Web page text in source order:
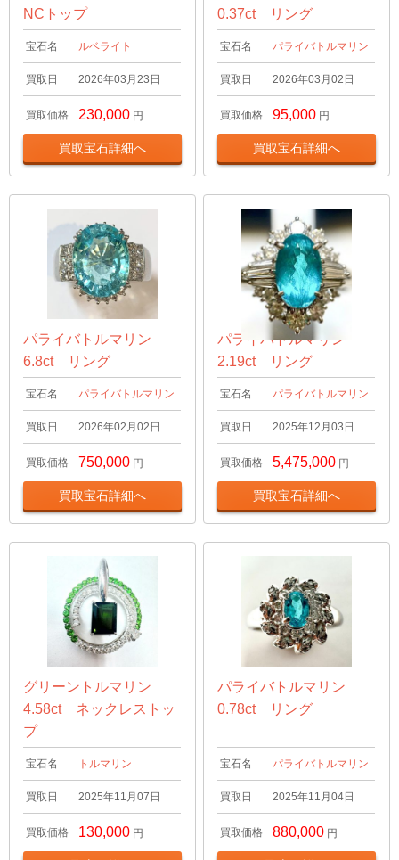
NCトップ
宝石名 ルベライト
買取日 2026年03月23日
買取価格 230,000 円
買取宝石詳細へ
0.37ct リング
宝石名 パライバトルマリン
買取日 2026年03月02日
買取価格 95,000 円
買取宝石詳細へ
パライバトルマリン
6.8ct リング
宝石名 パライバトルマリン
買取日 2026年02月02日
買取価格 750,000 円
買取宝石詳細へ
パライバトルマリン
2.19ct リング
宝石名 パライバトルマリン
買取日 2025年12月03日
買取価格 5,475,000 円
買取宝石詳細へ
グリーントルマリン
4.58ct ネックレストッ
プ
宝石名 トルマリン
買取日 2025年11月07日
買取価格 130,000 円
パライバトルマリン
0.78ct リング
宝石名 パライバトルマリン
買取日 2025年11月04日
買取価格 880,000 円